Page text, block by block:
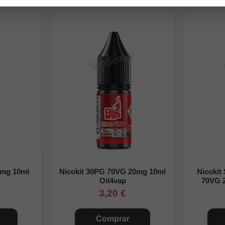
mezcla.
paso a paso, consulta nuestraguía para preparar un Longfill
0mg/ml
1,7mg/ml
10ml
Nicokit 30PG 70VG 20mg 10ml
Oil4vap
3,20 €
Comprar
Nicokit
70VG